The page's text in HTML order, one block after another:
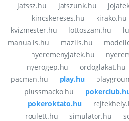
jatssz.hu
jatszunk.hu
kincskereses.hu
kirako.hu
kvizmester.hu
lottoszam.hu
manualis.hu
mazlis.hu
nyeremenyjatek.hu
nyerogep.hu
ordoglakat.hu
pacman.hu
play.hu
plussmacko.hu
pokeroktato.hu
roulett.hu
simulator.hu